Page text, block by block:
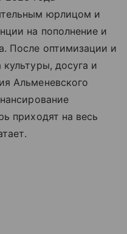
юрлицом и
на пополнение и
После оптимизации и
досуга и
Альменевского
приходят на весь